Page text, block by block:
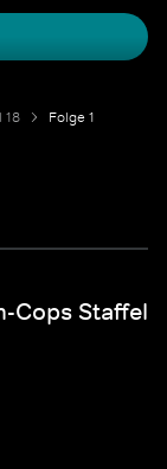
18 Folge 1
Cops Staffel